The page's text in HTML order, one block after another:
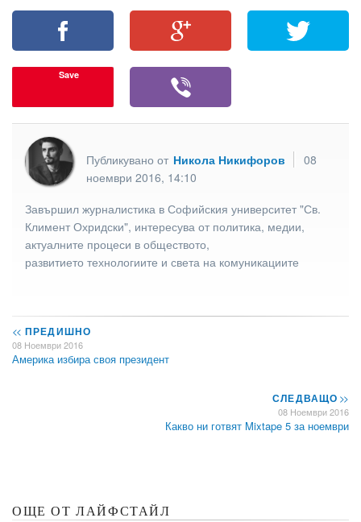
Save
Публикувано от Никола Никифоров
08
ноември 2016, 14:10
Завършил журналистика в Софийския университет "Св.
Климент Охридски", интересува от политика, медии,
актуалните процеси в обществото,
развитието технологиите и света на комуникациите
<< ПРЕДИШНО
08 Ноември 2016
Америка избира своя президент
СЛЕДВАЩО>>
08 Ноември 2016
Какво ни готвят Mixtape 5 за ноември
ОЩЕ ОТ ЛАЙФСТАЙЛ